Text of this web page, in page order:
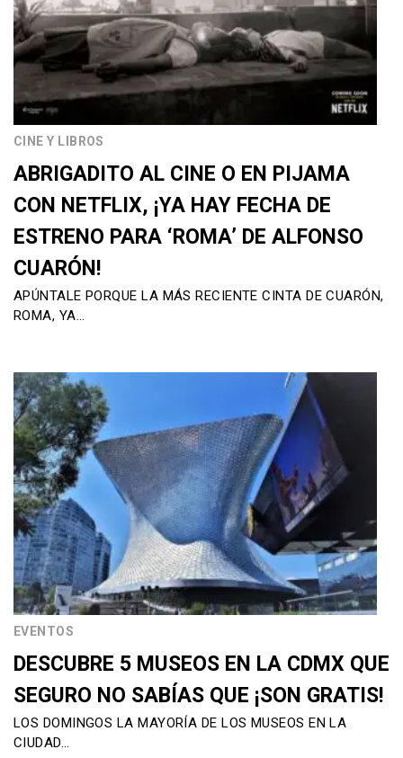
CINE Y LIBROS
ABRIGADITO AL CINE O EN PIJAMA
CON NETFLIX, ¡YA HAY FECHA DE
ESTRENO PARA ‘ROMA’ DE ALFONSO
CUARÓN!
APÚNTALE PORQUE LA MÁS RECIENTE CINTA DE CUARÓN,
ROMA, YA…
EVENTOS
DESCUBRE 5 MUSEOS EN LA CDMX QUE
SEGURO NO SABÍAS QUE ¡SON GRATIS!
LOS DOMINGOS LA MAYORÍA DE LOS MUSEOS EN LA
CIUDAD…